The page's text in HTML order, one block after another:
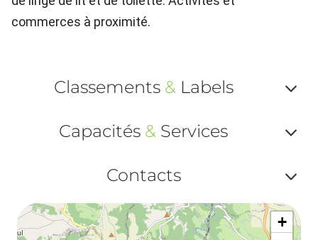
commerces à proximité.
Classements &Labels
ou
Capacités & Services
ou
Contacts
ou
+